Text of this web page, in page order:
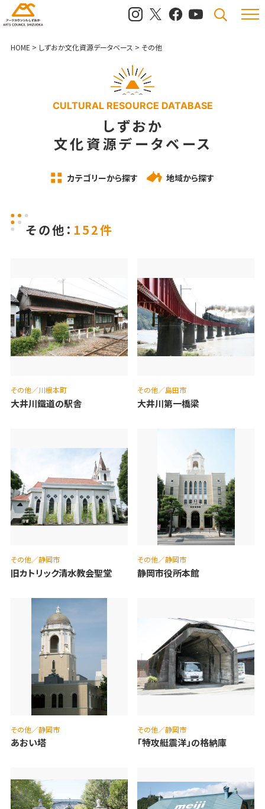
メニュ
検索
HOME > しずおか文化資源データベース > その他
CULTURAL RESOURCE DATABASE
しずおか
文化資源データベース
カテゴリーから探す 地域から探す
その他： 152件
その他／川根本町
大井川鐵道の駅舎
その他／島田市
大井川第一橋梁
その他／静岡市
旧カトリック清水教会聖堂
その他／静岡市
静岡市役所本館
その他／静岡市
あおい塔
その他／静岡市
「特攻艇震洋」の格納庫